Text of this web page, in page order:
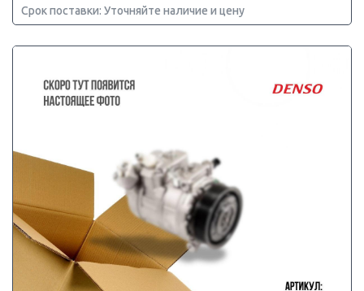
Срок поставки: Уточняйте наличие и цену